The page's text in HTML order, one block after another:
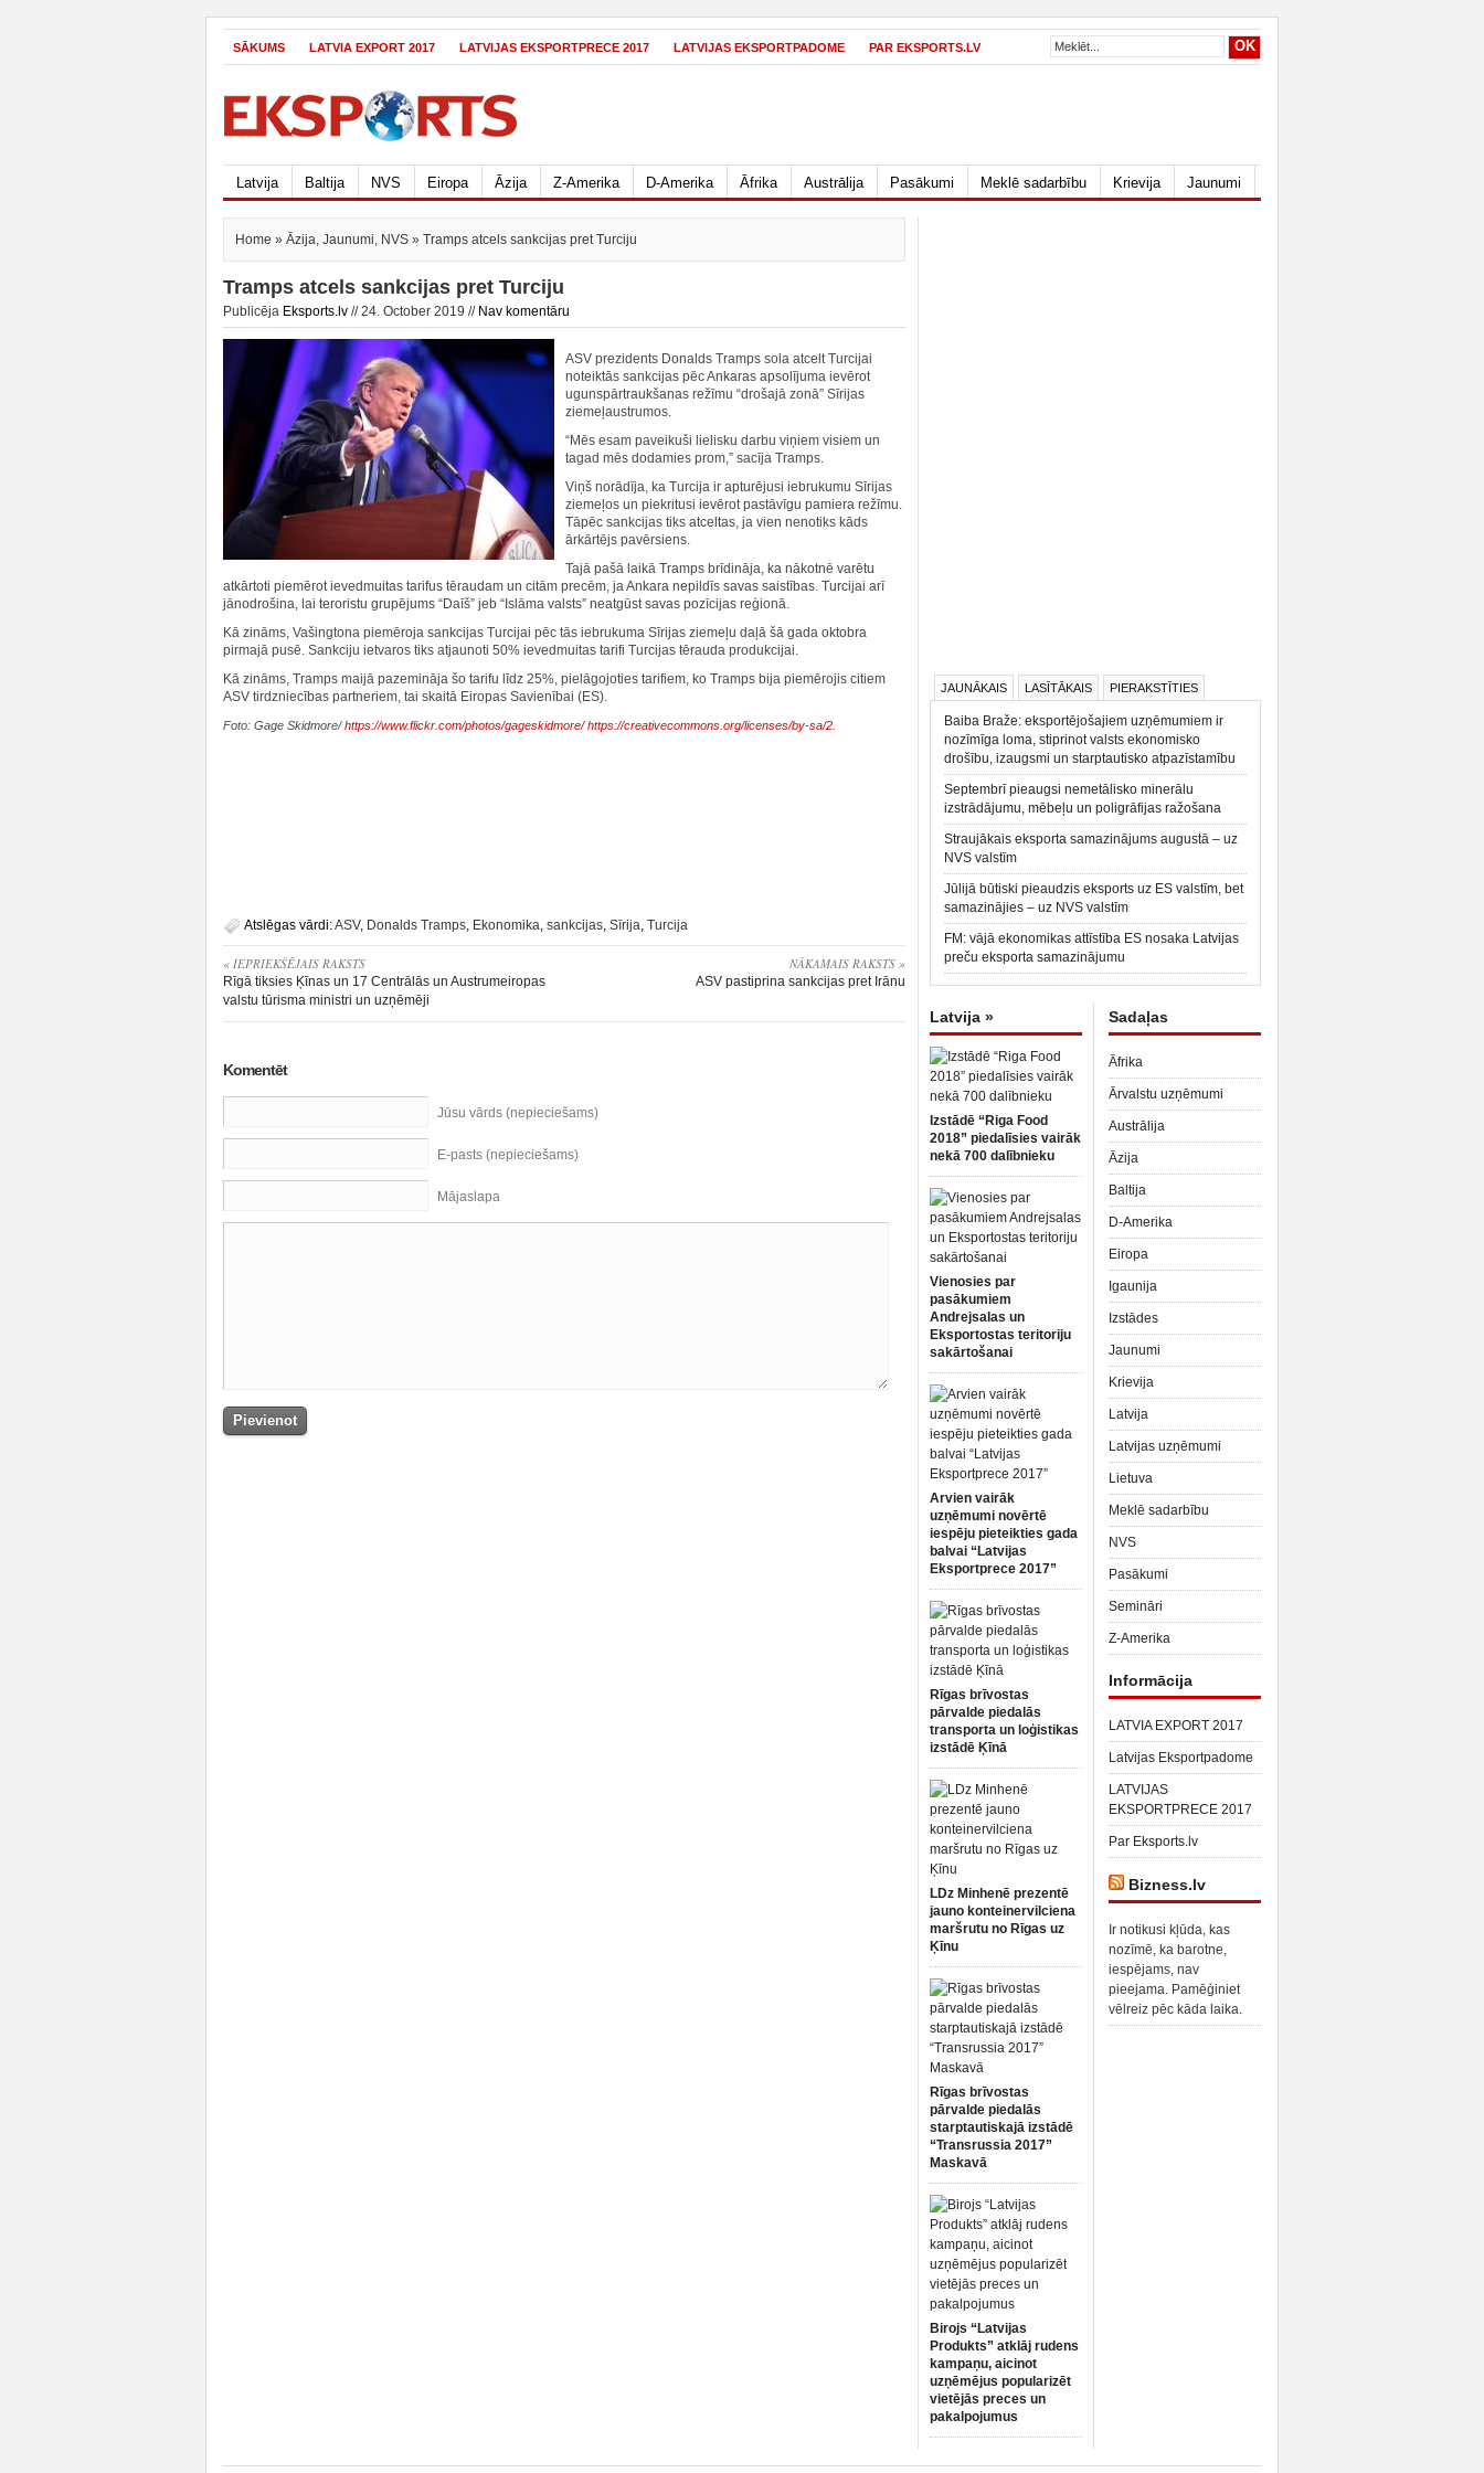
SĀKUMS LATVIA EXPORT 2017 LATVIJAS EKSPORTPRECE 2017 LATVIJAS EKSPORTPADOME PAR EKSPORTS.LV
Latvija Baltija NVS Eiropa Āzija Z-Amerika D-Amerika Āfrika Austrālija Pasākumi Meklē sadarbību Krievija Jaunumi
Home » Āzija, Jaunumi, NVS » Tramps atcels sankcijas pret Turciju
Tramps atcels sankcijas pret Turciju
Publicēja Eksports.lv // 24. October 2019 // Nav komentāru
ASV prezidents Donalds Tramps sola atcelt Turcijai
noteiktās sankcijas pēc Ankaras apsolījuma ievērot
ugunspārtraukšanas režīmu “drošajā zonā” Sīrijas
ziemeļaustrumos.
“Mēs esam paveikuši lielisku darbu viņiem visiem un
tagad mēs dodamies prom,” sacīja Tramps.
Viņš norādīja, ka Turcija ir apturējusi iebrukumu Sīrijas
ziemeļos un piekritusi ievērot pastāvīgu pamiera režīmu.
Tāpēc sankcijas tiks atceltas, ja vien nenotiks kāds
ārkārtējs pavērsiens.
Tajā pašā laikā Tramps brīdināja, ka nākotnē varētu
atkārtoti piemērot ievedmuitas tarifus tēraudam un citām precēm, ja Ankara nepildīs savas saistības. Turcijai arī
jānodrošina, lai teroristu grupējums “Daīš” jeb “Islāma valsts” neatgūst savas pozīcijas reģionā.
Kā zināms, Vašingtona piemēroja sankcijas Turcijai pēc tās iebrukuma Sīrijas ziemeļu daļā šā gada oktobra
pirmajā pusē. Sankciju ietvaros tiks atjaunoti 50% ievedmuitas tarifi Turcijas tērauda produkcijai.
Kā zināms, Tramps maijā pazemināja šo tarifu līdz 25%, pielāgojoties tarifiem, ko Tramps bija piemērojis citiem
ASV tirdzniecības partneriem, tai skaitā Eiropas Savienībai (ES).
Foto: Gage Skidmore/https://www.flickr.com/photos/gageskidmore/ https://creativecommons.org/licenses/by-sa/2.
Atslēgas vārdi:ASV, Donalds Tramps, Ekonomika, sankcijas, Sīrija, Turcija
« IEPRIEKŠĒJAIS RAKSTS
Rīgā tiksies Ķīnas un 17 Centrālās un Austrumeiropas
valstu tūrisma ministri un uzņēmēji
NĀKAMAIS RAKSTS »
ASV pastiprina sankcijas pret Irānu
Komentēt
Jūsu vārds (nepieciešams)
E-pasts (nepieciešams)
Mājaslapa
JAUNĀKAIS LASĪTĀKAIS PIERAKSTĪTIES
Baiba Braže: eksportējošajiem uzņēmumiem ir
nozīmīga loma, stiprinot valsts ekonomisko
drošību, izaugsmi un starptautisko atpazīstamību
Septembrī pieaugsi nemetālisko minerālu
izstrādājumu, mēbeļu un poligrāfijas ražošana
Straujākais eksporta samazinājums augustā – uz
NVS valstīm
Jūlijā būtiski pieaudzis eksports uz ES valstīm, bet
samazinājies – uz NVS valstīm
FM: vājā ekonomikas attīstība ES nosaka Latvijas
preču eksporta samazinājumu
Latvija »
Izstādē “Riga Food
2018” piedalīsies vairāk
nekā 700 dalībnieku
Vienosies par
pasākumiem
Andrejsalas un
Eksportostas teritoriju
sakārtošanai
Arvien vairāk
uzņēmumi novērtē
iespēju pieteikties gada
balvai “Latvijas
Eksportprece 2017”
Rīgas brīvostas
pārvalde piedalās
transporta un loģistikas
izstādē Ķīnā
LDz Minhenē prezentē
jauno konteinervilciena
maršrutu no Rīgas uz
Ķīnu
Rīgas brīvostas
pārvalde piedalās
starptautiskajā izstādē
“Transrussia 2017”
Maskavā
Birojs “Latvijas
Produkts” atklāj rudens
kampaņu, aicinot
uzņēmējus popularizēt
vietējās preces un
pakalpojumus
Sadaļas
Āfrika
Ārvalstu uzņēmumi
Austrālija
Āzija
Baltija
D-Amerika
Eiropa
Igaunija
Izstādes
Jaunumi
Krievija
Latvija
Latvijas uzņēmumi
Lietuva
Meklē sadarbību
NVS
Pasākumi
Semināri
Z-Amerika
Informācija
LATVIA EXPORT 2017
Latvijas Eksportpadome
LATVIJAS
EKSPORTPRECE 2017
Par Eksports.lv
Bizness.lv
Ir notikusi kļūda, kas
nozīmē, ka barotne,
iespējams, nav
pieejama. Pamēģiniet
vēlreiz pēc kāda laika.